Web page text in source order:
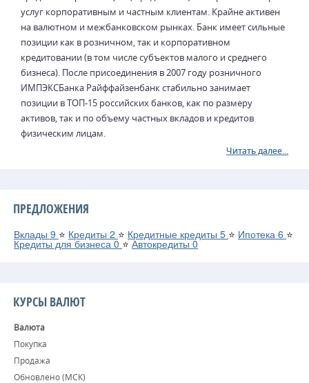
услуг корпоративным и частным клиентам. Крайне активен
на валютном и межбанковском рынках. Банк имеет сильные
позиции как в розничном, так и корпоративном
кредитовании (в том числе субъектов малого и среднего
бизнеса). После присоединения в 2007 году розничного
ИМПЭКСБанка Райффайзенбанк стабильно занимает
позиции в ТОП-15 российских банков, как по размеру
активов, так и по объему частных вкладов и кредитов
физическим лицам.
Читать далее...
ПРЕДЛОЖЕНИЯ
Вклады 9 ⭐ Кредиты 2 ⭐ Кредитные кредиты 5 ⭐ Ипотека 6 ⭐
Кредиты для бизнеса 0 ⭐Автокредиты 0
КУРСЫ ВАЛЮТ
Валюта
Покупка
Продажа
Обновлено (МСК)